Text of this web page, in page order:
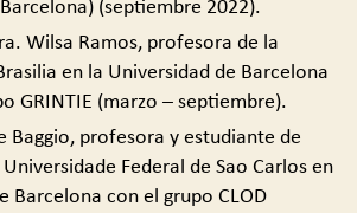
(septiembre 2022).
Wilsa Ramos, profesora de la
en la Universidad de Barcelona
GRINTIE (marzo – septiembre).
Baggio, profesora y estudiante de
Federal de Sao Carlos en
Barcelona con el grupo CLOD